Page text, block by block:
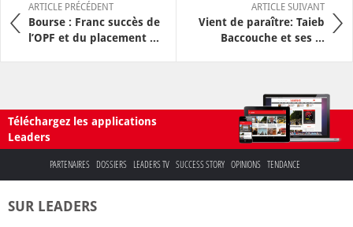
ARTICLE PRÉCÉDENT
Bourse : Franc succès de
l’OPF et du placement ...
ARTICLE SUIVANT
Vient de paraître: Taieb
Baccouche et ses ...
Téléchargez les applications
Leaders
PARTENAIRES DOSSIERS LEADERS TV SUCCESS STORY OPINIONS TENDANCE
SUR LEADERS